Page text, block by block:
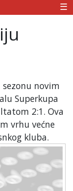
☰
sezonu novim
Superkupa
2:1. Ova
vrhu većne
kluba.